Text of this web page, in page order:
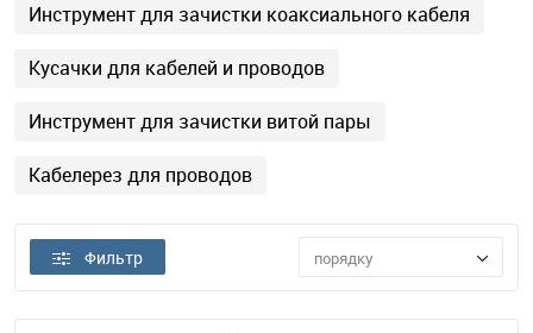
Инструмент для зачистки коаксиального кабеля
Кусачки для кабелей и проводов
Инструмент для зачистки витой пары
Кабелерез для проводов
Фильтр порядку